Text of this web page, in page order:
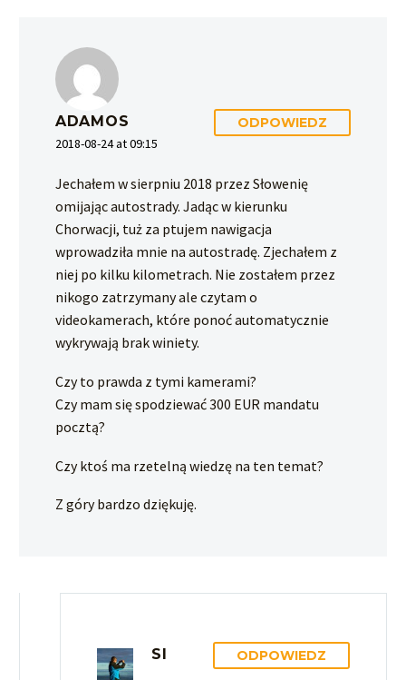
ADAMOS
2018-08-24 at 09:15
ODPOWIEDZ
Jechałem w sierpniu 2018 przez Słowenię
omijając autostrady. Jadąc w kierunku
Chorwacji, tuż za ptujem nawigacja
wprowadziła mnie na autostradę. Zjechałem z
niej po kilku kilometrach. Nie zostałem przez
nikogo zatrzymany ale czytam o
videokamerach, które ponoć automatycznie
wykrywają brak winiety.
Czy to prawda z tymi kamerami?
Czy mam się spodziewać 300 EUR mandatu
pocztą?
Czy ktoś ma rzetelną wiedzę na ten temat?
Z góry bardzo dziękuję.
SI ODPOWIEDZ